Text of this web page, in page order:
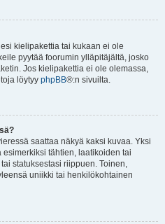
kielipakettia tai kukaan ei ole
pyytää foorumin ylläpitäjältä, josko
Jos kielipakettia ei ole olemassa,
löytyy phpBB®:n sivuilta.
saattaa näkyä kaksi kuvaa. Yksi
tähtien, laatikoiden tai
statuksestasi riippuen. Toinen,
uniikki tai henkilökohtainen